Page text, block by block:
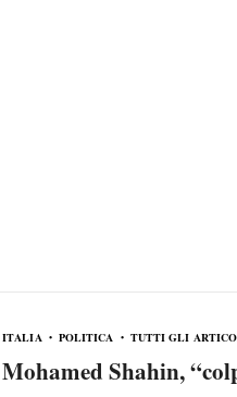
ITALIA POLITICA TUTTI GLI
Mohamed Shahin,